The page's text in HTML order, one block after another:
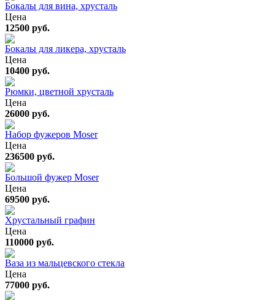
Бокалы для вина, хрусталь
Цена
12500 руб.
Бокалы для ликера, хрусталь
Цена
10400 руб.
Рюмки, цветной хрусталь
Цена
26000 руб.
Набор фужеров Moser
Цена
236500 руб.
Большой фужер Moser
Цена
69500 руб.
Хрустальный графин
Цена
110000 руб.
Ваза из мальцевского стекла
Цена
77000 руб.